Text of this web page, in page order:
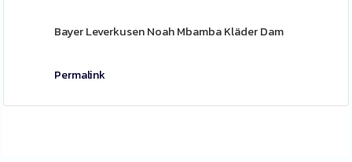
Bayer Leverkusen Noah Mbamba Kläder Dam
Permalink